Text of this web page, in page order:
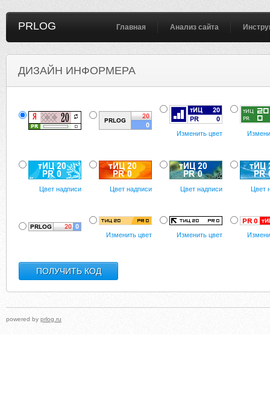
PRLOG Главная Анализ сайта
ДИЗАЙН ИНФОРМЕРА
Изменить цвет
Цвет надписи Цвет надписи Цвет надписи Цвет
Изменить цвет Изменить цвет
powered by prlog.ru